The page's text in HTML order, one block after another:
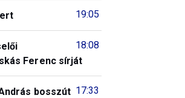
19:05
18:08
Ferenc sírját
17:33
bosszút